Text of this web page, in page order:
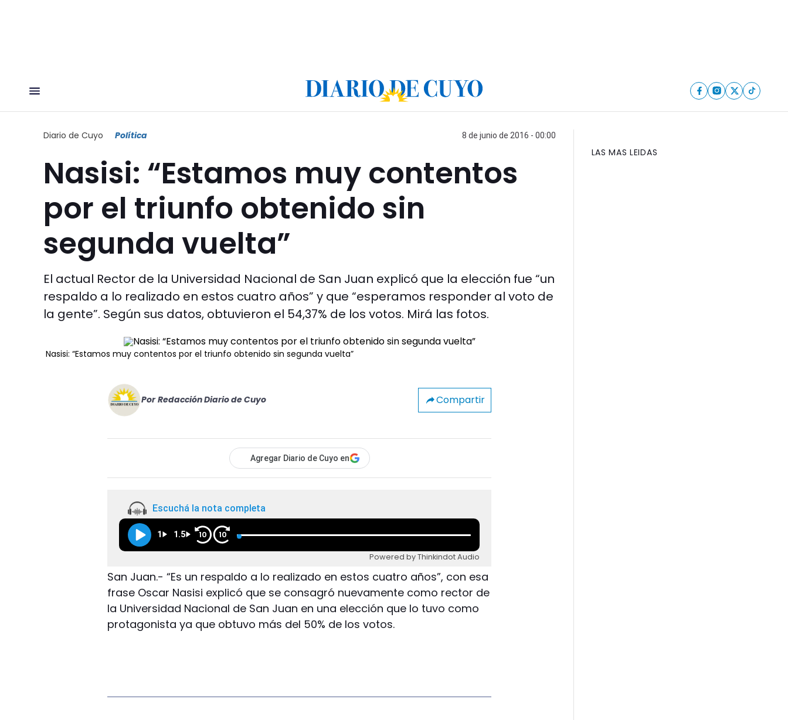
Diario de Cuyo Política 8 de junio de 2016 - 00:00
Nasisi: “Estamos muy contentos
por el triunfo obtenido sin
segunda vuelta”
El actual Rector de la Universidad Nacional de San Juan explicó que la elección fue “un
respaldo a lo realizado en estos cuatro años” y que “esperamos responder al voto de
la gente”. Según sus datos, obtuvieron el 54,37% de los votos. Mirá las fotos.
Nasisi: “Estamos muy contentos por el triunfo obtenido sin segunda vuelta”
Por Redacción Diario de Cuyo Compartir
Agregar Diario de Cuyo en
Escuchá la nota completa
1 1.5 10 10
Powered by Thinkindot Audio
San Juan.- “Es un respaldo a lo realizado en estos cuatro años”, con esa
frase Oscar Nasisi explicó que se consagró nuevamente como rector de
la Universidad Nacional de San Juan en una elección que lo tuvo como
protagonista ya que obtuvo más del 50% de los votos.
LAS MAS LEIDAS